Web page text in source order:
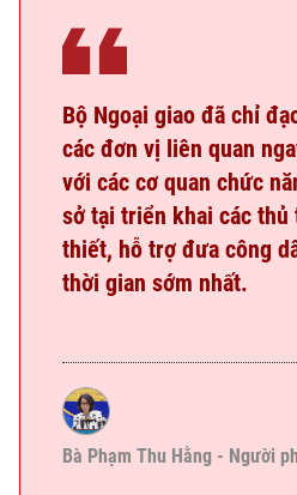
Bộ Ngoại giao đã chỉ
các đơn vị liên quan
với các cơ quan chức
sở tại triển khai các thủ
thiết, hỗ trợ đưa công
thời gian sớm nhất.
Bà Phạm Thu Hằng - Người